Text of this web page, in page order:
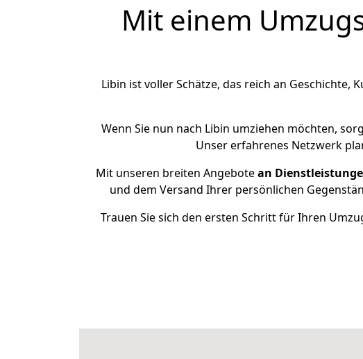
Mit einem
Libin ist voller Schätze, das reich an Geschichte,
Wenn Sie nun nach Libin umziehen möchten,
Unser erfahrenes Netzwerk
Mit unseren breiten Angebotean
und dem Versand Ihrer persönlichen
Trauen Sie sich den ersten Schritt für Ihren